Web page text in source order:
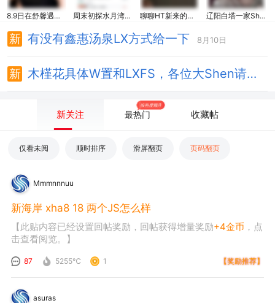
8.9日在舒馨遇上大通铺 周末初探水月湾(详细介绍) 聊聊HT新来的老Shi，附号码 辽阳白塔一家ShenXSPA店
有没有鑫惠汤泉LX方式给一下 8月10日
木槿花具体W置和LXFS，各位大Shen请指教
新关注
按热度顺序
最热门 收藏帖
仅看未阅 顺时排序 滑屏翻页 页码翻页
Mmmnnnuu
新海岸 xha8 18 两个JS怎么样
【此贴内容已经设置回帖奖励，回帖获得增量奖励+4金币 ，点
击查看阅览。】
87 5255℃ 1 【奖励推荐】
asuras